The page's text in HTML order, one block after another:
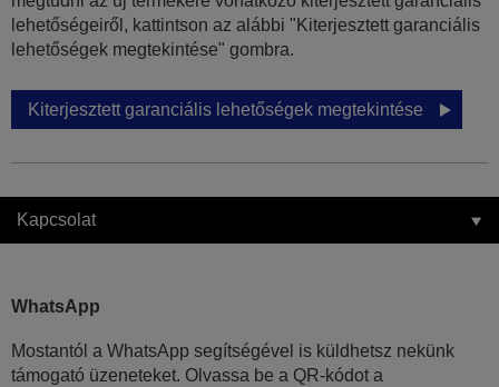
lehetőségeiről, kattintson az alábbi "Kiterjesztett garanciális
lehetőségek megtekintése" gombra.
Kiterjesztett garanciális lehetőségek megtekintése
Kapcsolat
WhatsApp
Mostantól a WhatsApp segítségével is küldhetsz nekünk
támogató üzeneteket. Olvassa be a QR-kódot a